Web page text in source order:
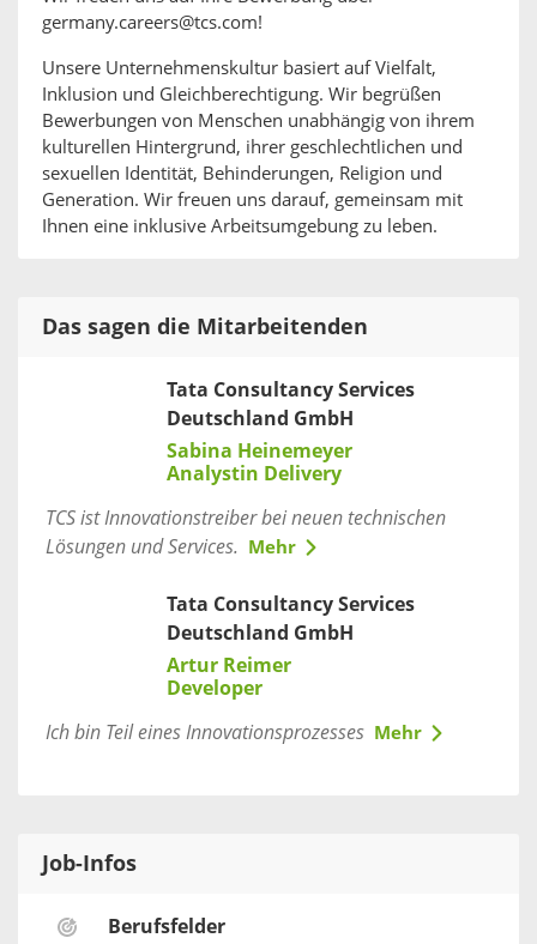
germany.careers@tcs.com!
Unsere Unternehmenskultur basiert auf Vielfalt,
Inklusion und Gleichberechtigung. Wir begrüßen
Bewerbungen von Menschen unabhängig von ihrem
kulturellen Hintergrund, ihrer geschlechtlichen und
sexuellen Identität, Behinderungen, Religion und
Generation. Wir freuen uns darauf, gemeinsam mit
Ihnen eine inklusive Arbeitsumgebung zu leben.
Das sagen die Mitarbeitenden
Tata Consultancy Services
Deutschland GmbH
Sabina Heinemeyer
Analystin Delivery
TCS ist Innovationstreiber bei neuen technischen
Lösungen und Services. Mehr
Tata Consultancy Services
Deutschland GmbH
Artur Reimer
Developer
Ich bin Teil eines Innovationsprozesses Mehr
Job-Infos
Berufsfelder